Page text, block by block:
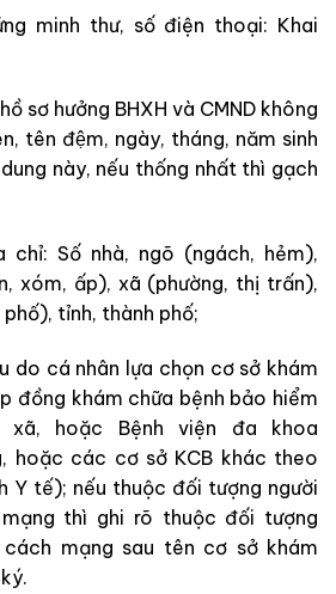
minh thư, số điện thoại: Khai
sơ hưởng BHXH và CMND không
tên đệm, ngày, tháng, năm sinh
này, nếu thống nhất thì gạch
Số nhà, ngõ (ngách, hẻm),
xóm, ấp), xã (phường, thị trấn),
tỉnh, thành phố;
do cá nhân lựa chọn cơ sở khám
đồng khám chữa bệnh bảo hiểm
hoặc Bệnh viện đa khoa
hoặc các cơ sở KCB khác theo
Y tế); nếu thuộc đối tượng người
thì ghi rõ thuộc đối tượng
mạng sau tên cơ sở khám